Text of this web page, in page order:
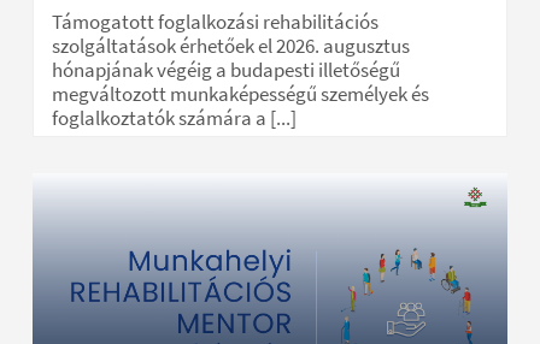
Támogatott foglalkozási rehabilitációs
szolgáltatások érhetőek el 2026. augusztus
hónapjának végéig a budapesti illetőségű
megváltozott munkaképességű személyek és
foglalkoztatók számára a [...]